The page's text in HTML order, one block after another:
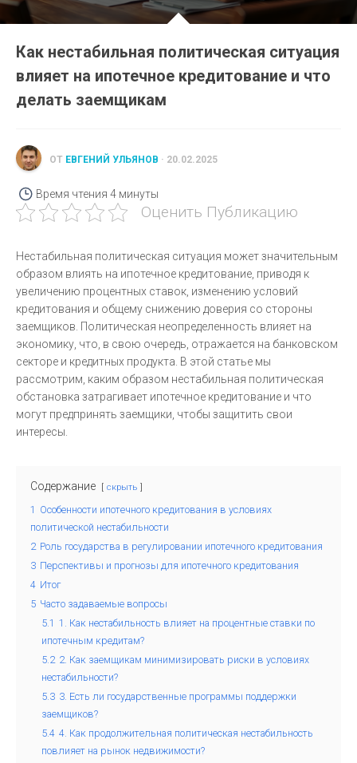
Как нестабильная политическая ситуация
влияет на ипотечное кредитование и что
делать заемщикам
ОТ ЕВГЕНИЙ УЛЬЯНОВ · 20.02.2025
Время чтения 4 минуты
Оценить Публикацию
Нестабильная политическая ситуация может значительным
образом влиять на ипотечное кредитование, приводя к
увеличению процентных ставок, изменению условий
кредитования и общему снижению доверия со стороны
заемщиков. Политическая неопределенность влияет на
экономику, что, в свою очередь, отражается на банковском
секторе и кредитных продукта. В этой статье мы
рассмотрим, каким образом нестабильная политическая
обстановка затрагивает ипотечное кредитование и что
могут предпринять заемщики, чтобы защитить свои
интересы.
Содержание скрыть
1 Особенности ипотечного кредитования в условиях
политической нестабильности
2 Роль государства в регулировании ипотечного кредитования
3 Перспективы и прогнозы для ипотечного кредитования
4 Итог
5 Часто задаваемые вопросы
5.1 1. Как нестабильность влияет на процентные ставки по
ипотечным кредитам?
5.2 2. Как заемщикам минимизировать риски в условиях
нестабильности?
5.3 3. Есть ли государственные программы поддержки
заемщиков?
5.4 4. Как продолжительная политическая нестабильность
повлияет на рынок недвижимости?